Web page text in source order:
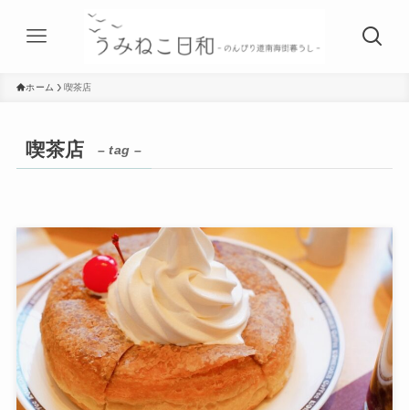
ホーム 喫茶店
喫茶店 – tag –